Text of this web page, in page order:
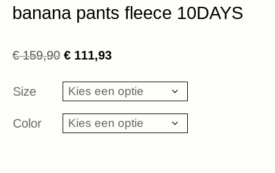
banana pants fleece 10DAYS
€159,90 Oorspronkelijke
was:
€ 159,90.
€ 111,93Huidige
is:
€ 111,93.
Size
Color